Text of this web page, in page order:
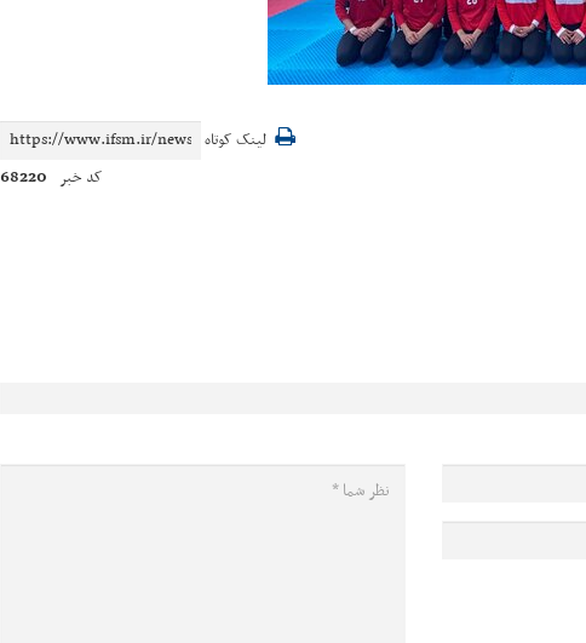
لینک کوتاه
کد خبر 68220